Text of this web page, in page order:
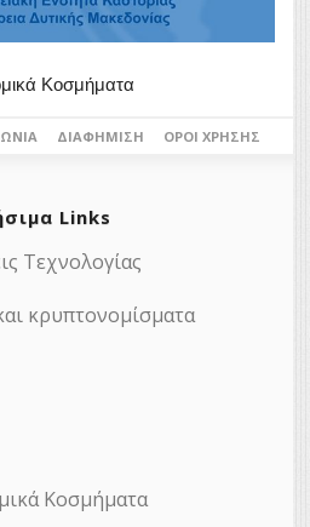
Κοσμήματα
ΔΙΑΦΉΜΙΣΗ ΌΡΟΙ ΧΡΉΣΗΣ
Links
Τεχνολογίας
κρυπτονομίσματα
Κοσμήματα